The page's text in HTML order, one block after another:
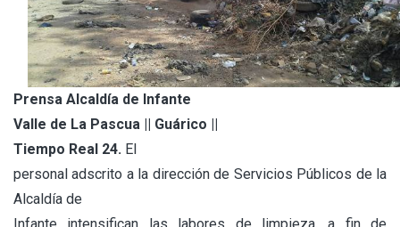
Prensa Alcaldía de Infante
Valle de La Pascua || Guárico ||
Tiempo Real 24. El
personal adscrito a la dirección de Servicios Públicos de la
Alcaldía de